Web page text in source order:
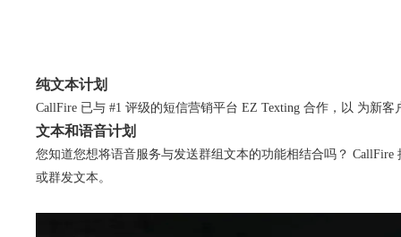
纯文本计划
CallFire 已与 #1 评级的短信营销平台 EZ Texting 合作，以 为新
文本和语音计划
您知道您想将语音服务与发送群组文本的功能相结合吗？
或群发文本。